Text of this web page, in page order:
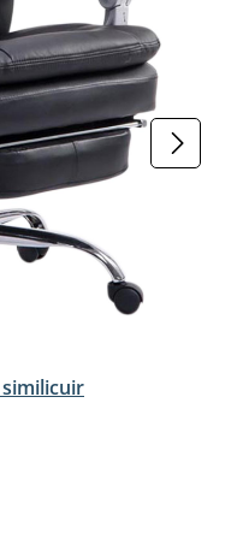
similicuir
pour le moment.)